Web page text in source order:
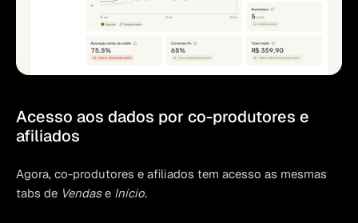
Acesso aos dados por co-produtores e
afiliados
Agora, co-produtores e afiliados tem acesso as mesmas
tabs de Vendas e Início.